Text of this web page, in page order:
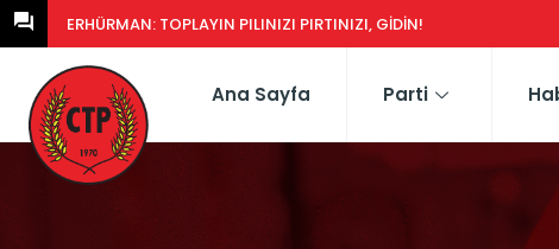
ERHÜRMAN: GÜNEY’DEKI YASA EŞDEĞERCIDEN MÜTEAHHIDE
Ana Sayfa Parti